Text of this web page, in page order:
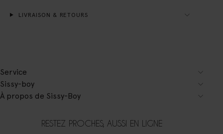
LIVRAISON & RETOURS
Service
Sissy-boy
À propos de Sissy-Boy
RESTEZ PROCHES, AUSSI EN LIGNE